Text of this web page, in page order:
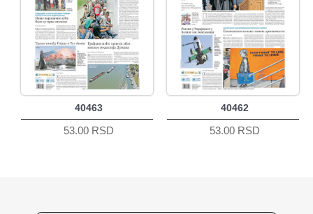
40463
53.00 RSD
40462
53.00 RSD